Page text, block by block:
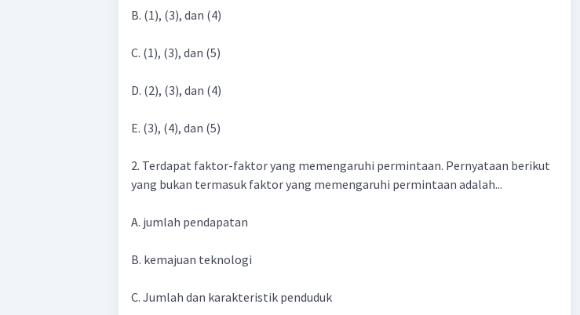
B. (1), (3), dan (4)
C. (1), (3), dan (5)
D. (2), (3), dan (4)
E. (3), (4), dan (5)
2. Terdapat faktor-faktor yang memengaruhi permintaan. Pernyataan berikut
yang bukan termasuk faktor yang memengaruhi permintaan adalah...
A. jumlah pendapatan
B. kemajuan teknologi
C. Jumlah dan karakteristik penduduk